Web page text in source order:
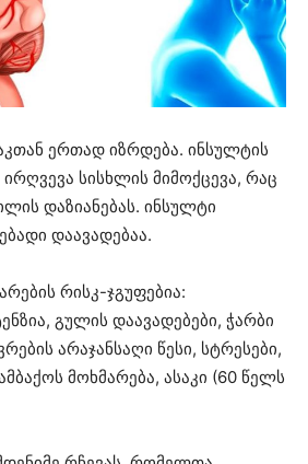
ერთად იზრდება. ინსულტის
სისხლის მიმოქცევა, რაც
დაზიანებას. ინსულტი
დაავადებაა.
რისკ-ჯგუფებია:
გულის დაავადებები, ჭარბი
არაჯანსაღი წესი, სტრესები,
მოხმარება, ასაკი (60 წელს